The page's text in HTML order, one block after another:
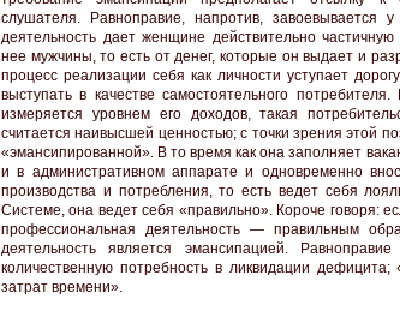
слушателя. Равноправие, напротив, завоевывается
деятельность дает женщине действительно
нее мужчины, то есть от денег, которые он выдает и
процесс реализации себя как личности уступает
выступать в качестве самостоятельного
измеряется уровнем его доходов, такая
считается наивысшей ценностью; с точки зрения этой
«эмансипированной». В то время как она заполняет
и в административном аппарате и одновременно
производства и потребления, то есть ведет себя
Системе, она ведет себя «правильно». Короче говоря:
профессиональная деятельность — правильным
деятельность является эмансипацией.
количественную потребность в ликвидации
затрат времени».